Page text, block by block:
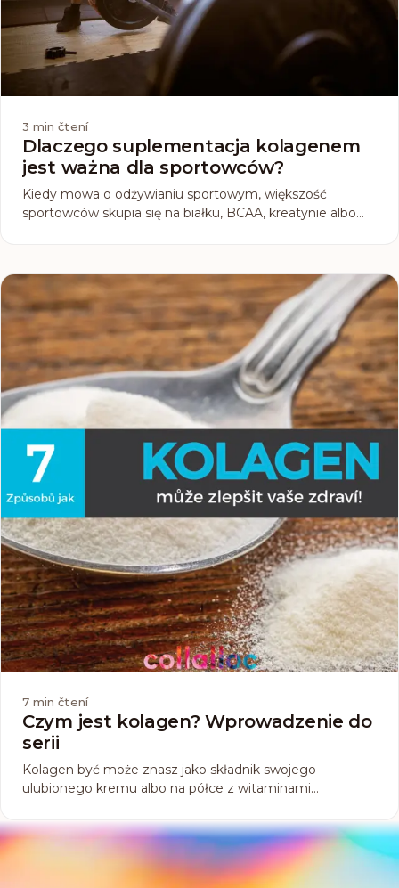
3 min čtení
Dlaczego suplementacja kolagenem
jest ważna dla sportowców?
Kiedy mowa o odżywianiu sportowym, większość
sportowców skupia się na białku, BCAA, kreatynie albo
zdrowej skóry i włosów, lecz przede wszystkim wsparcia
mięśni, stawów i ścięgien, czyli tych części ciała, które
każdy sportowiec obciąża do maksimum.
7 min čtení
Czym jest kolagen? Wprowadzenie do
serii
Kolagen być może znasz jako składnik swojego
ulubionego kremu albo na półce z witaminami
gdzieś coś o nim słyszałaś, bo w ostatnim czasie sporo
się o nim mówi. Czym tak naprawdę jest ten kolagen...